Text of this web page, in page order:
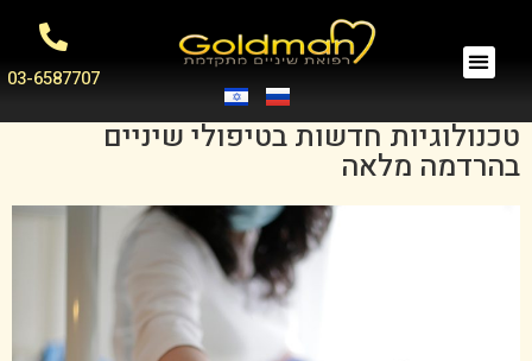
03-6587707
טכנולוגיות חדשות בטיפולי שיניים
בהרדמה מלאה